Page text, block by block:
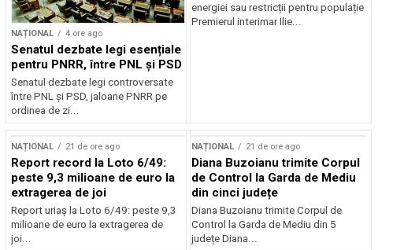
NAȚIONAL 4 ore ago
Senatul dezbate legi esențiale
pentru PNRR, între PNL și PSD
Senatul dezbate legi controversate
între PNL și PSD, jaloane PNRR pe
ordinea de zi...
energiei sau restricții pentru populație
Premierul interimar Ilie...
NAȚIONAL 21 de ore ago
Report record la Loto 6/49:
peste 9,3 milioane de euro la
extragerea de joi
Report uriaș la Loto 6/49: peste 9,3
milioane de euro la extragerea de
joi...
NAȚIONAL 21 de ore ago
Diana Buzoianu trimite Corpul
de Control la Garda de Mediu
din cinci județe
Diana Buzoianu trimite Corpul de
Control la Garda de Mediu din 5
județe Diana...